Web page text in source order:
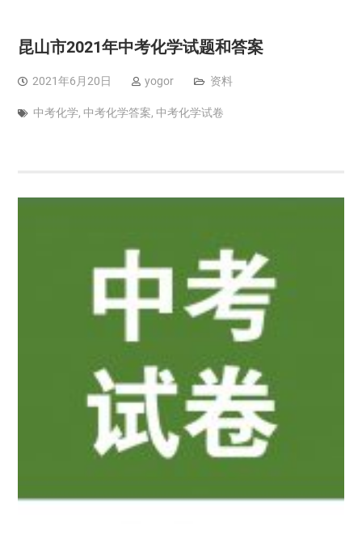
昆山市2021年中考化学试题和答案
2021年6月20日 yogor 资料
中考化学, 中考化学答案, 中考化学试卷